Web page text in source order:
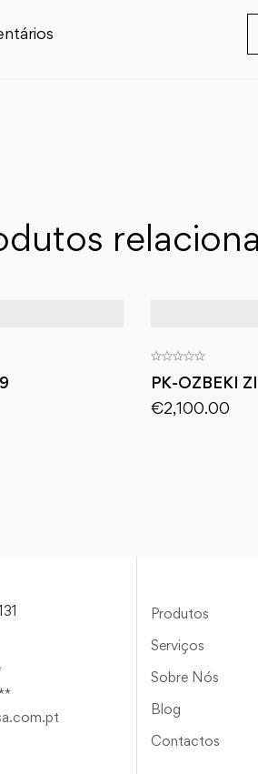
PK-OZBEKI
€2,100.00
Produtos
Serviços
Sobre Nós
Blog
Contactos